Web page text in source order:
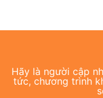
Hãy là người cập
tức, chương trình